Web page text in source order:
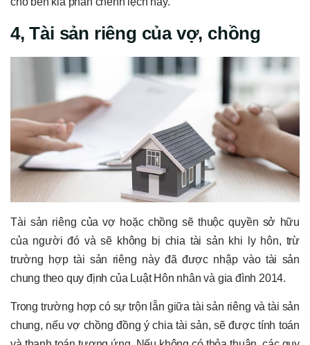
4, Tài sản riêng của vợ, chồng
Tài sản riêng của vợ hoặc chồng sẽ thuộc quyền sở hữu
của người đó và sẽ không bị chia tài sản khi ly hôn, trừ
trường hợp tài sản riêng này đã được nhập vào tài sản
chung theo quy định của Luật Hôn nhân và gia đình 2014.
Trong trường hợp có sự trộn lẫn giữa tài sản riêng và tài sản
chung, nếu vợ chồng đồng ý chia tài sản, sẽ được tính toán